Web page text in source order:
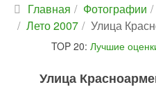
Главная Фотографии
Лето 2007
Улица
TOP 20: Лучшие
Улица